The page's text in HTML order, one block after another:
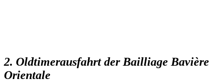
2. Oldtimerausfahrt der Bailliage Bavière
Orientale